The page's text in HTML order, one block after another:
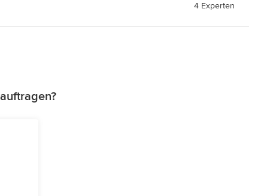
4 Experten